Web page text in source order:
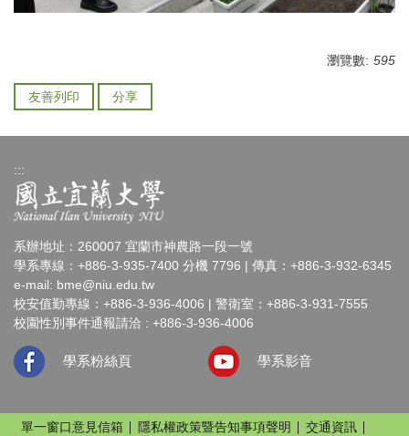
瀏覽數: 595
友善列印 分享
:::
系辦地址：260007 宜蘭市神農路一段一號
學系專線：+886-3-935-7400 分機 7796 | 傳真：+886-3-932-6345
e-mail: bme@niu.edu.tw
校安值勤專線：+886-3-936-4006 | 警衛室：+886-3-931-7555
校園性別事件通報請洽 : +886-3-936-4006
學系粉絲頁 學系影音
單一窗口意見信箱 隱私權政策暨告知事項聲明 交通資訊